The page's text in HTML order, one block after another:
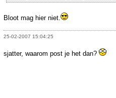
Bloot mag hier niet.
25-02-2007 15:04:25
sjatter, waarom post je het dan?